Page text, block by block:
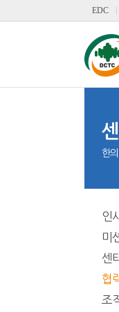
EDC
한
인
미
센
협
조